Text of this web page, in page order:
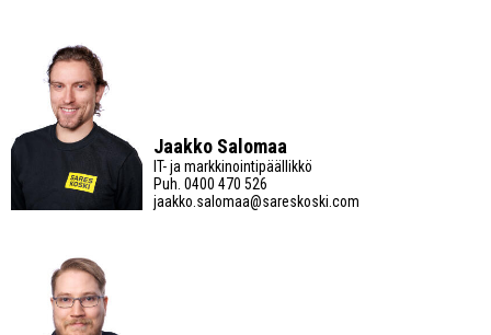
Jaakko Salomaa
IT- ja markkinointipäällikkö
Puh. 0400 470 526
jaakko.salomaa@sareskoski.com